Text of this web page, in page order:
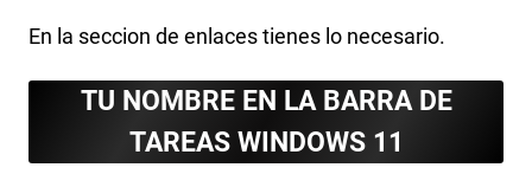
En la seccion de enlaces tienes lo necesario.
TU NOMBRE EN LA BARRA DE
TAREAS WINDOWS 11